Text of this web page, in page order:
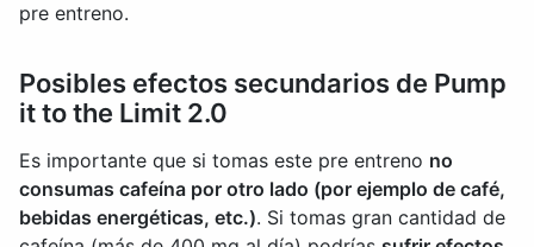
pre entreno.
Posibles efectos secundarios de Pump
it to the Limit 2.0
Es importante que si tomas este pre entreno no
consumas cafeína por otro lado (por ejemplo de café,
bebidas energéticas, etc.). Si tomas gran cantidad de